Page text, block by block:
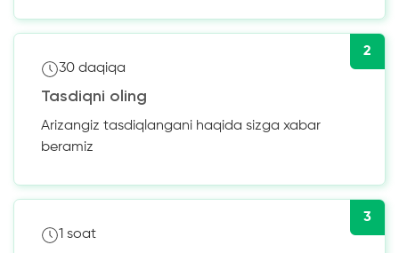
2
30 daqiqa
Tasdiqni oling
Arizangiz tasdiqlangani haqida sizga xabar
beramiz
3
1 soat